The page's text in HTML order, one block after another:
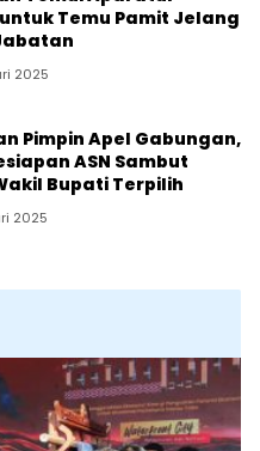
Temu Pamit Jelang
2025
Pimpin Apel Gabungan,
ASN Sambut
Bupati Terpilih
2025